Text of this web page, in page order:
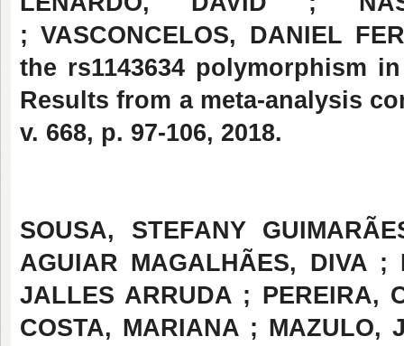
; VASCONCELOS, DANIEL
the rs1143634 polymorphism
Results from a meta-analysis
v. 668, p. 97-106, 2018.
SOUSA, STEFANY
AGUIAR MAGALHÃES, DIVA ;
JALLES ARRUDA ; PEREIRA,
COSTA, MARIANA ; MAZULO,